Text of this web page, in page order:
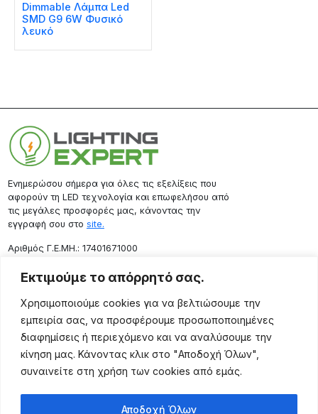
Εκτιμούμε το απόρρητό σας.
Χρησιμοποιούμε cookies για να βελτιώσουμε την
εμπειρία σας, να προσφέρουμε προσωποποιημένες
διαφημίσεις ή περιεχόμενο και να αναλύσουμε την
κίνηση μας. Κάνοντας κλικ στο "Αποδοχή Όλων",
συναινείτε στη χρήση των cookies από εμάς.
Αποδοχή Όλων
Dimmable Λάμπα Led
SMD G9 6W Φυσικό
λευκό
Ενημερώσου σήμερα για όλες τις εξελίξεις που
αφορούν τη LED τεχνολογία και επωφελήσου από
τις μεγάλες προσφορές μας, κάνοντας την
εγγραφή σου στο site.
Aριθμός Γ.Ε.ΜΗ.: 17401671000
Επικοινωνία
Ρόδου 133, Αθήνα 10443
(+30) 211 725 5427
sales@lightingexpert.gr
Χρήσιμες Σελίδες